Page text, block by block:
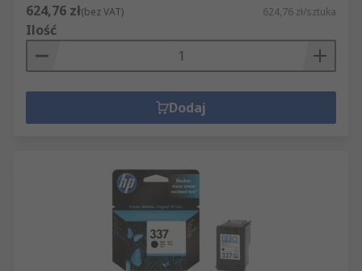
624,76 zł(bez VAT) 624,76 zł/sztuka
Ilość
Dodaj